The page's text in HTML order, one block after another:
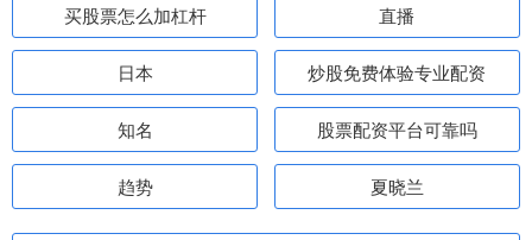
买股票怎么加杠杆 直播
日本 炒股免费体验专业配资
知名 股票配资平台可靠吗
趋势 夏晓兰